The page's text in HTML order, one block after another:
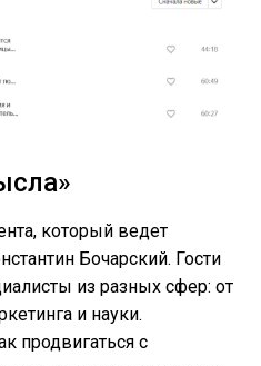
который ведет
Бочарский. Гости
из разных сфер: от
и науки.
продвигаться с